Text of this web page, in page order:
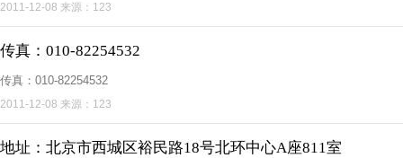
2011-12-08 来源：123
传真：010-82254532
传真：010-82254532
2011-12-08 来源：123
地址：北京市西城区裕民路18号北环中心A座811室